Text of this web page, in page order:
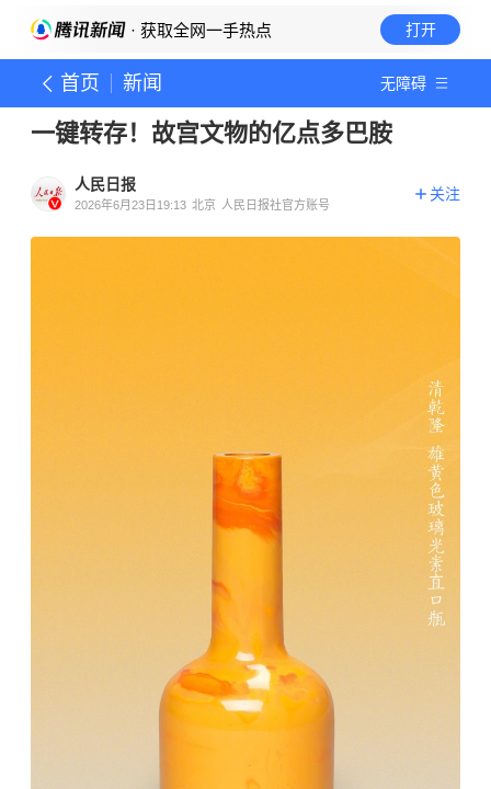
· 获取全网一手热点 打开
首页 新闻 无障碍
一键转存！故宫文物的亿点多巴胺
人民日报
2026年6月23日19:13 北京 人民日报社官方账号
关注